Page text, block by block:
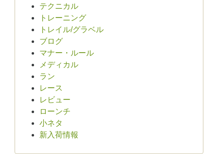
テクニカル
トレーニング
トレイル/グラベル
ブログ
マナー・ルール
メディカル
ラン
レース
レビュー
ローンチ
小ネタ
新入荷情報